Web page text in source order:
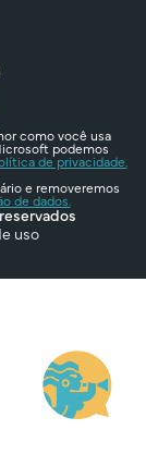
como você usa
podemos
de privacidade.
e removeremos
de dados.
uso